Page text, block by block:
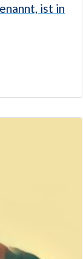
ist in